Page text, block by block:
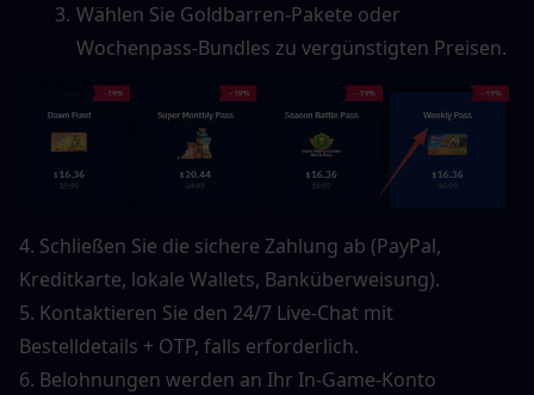
Wählen Sie Goldbarren-Pakete oder
Wochenpass-Bundles zu vergünstigten Preisen.
4. Schließen Sie die sichere Zahlung ab (PayPal,
Kreditkarte, lokale Wallets, Banküberweisung).
5. Kontaktieren Sie den 24/7 Live-Chat mit
Bestelldetails + OTP, falls erforderlich.
6. Belohnungen werden an Ihr In-Game-Konto